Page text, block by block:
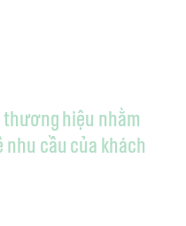
thương hiệu nhằm
nhu cầu của khách